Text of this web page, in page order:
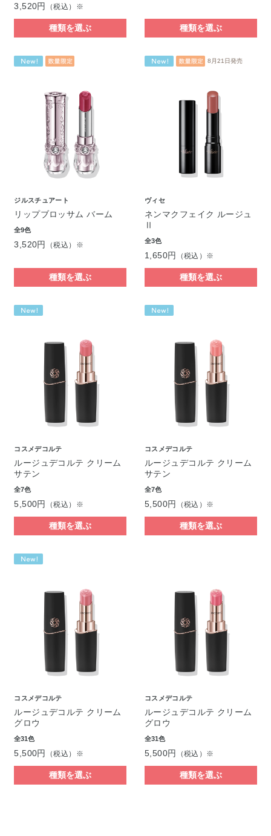
3,520円 （税込）※
種類を選ぶ 種類を選ぶ
ジルスチュアート
リップブロッサム バーム
全9色
3,520円 （税込）※
種類を選ぶ
8月21日発売
ヴィセ
ネンマクフェイク ルージュ
Ⅱ
全3色
1,650円 （税込）※
種類を選ぶ
コスメデコルテ
ルージュデコルテ クリーム
サテン
全7色
5,500円 （税込）※
種類を選ぶ
コスメデコルテ
ルージュデコルテ クリーム
サテン
全7色
5,500円 （税込）※
種類を選ぶ
コスメデコルテ
ルージュデコルテ クリーム
グロウ
全31色
5,500円 （税込）※
種類を選ぶ
コスメデコルテ
ルージュデコルテ クリーム
グロウ
全31色
5,500円 （税込）※
種類を選ぶ